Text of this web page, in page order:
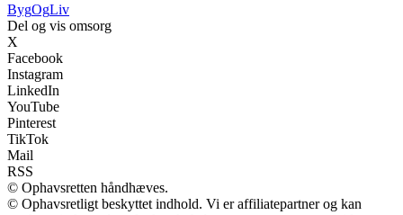
BygOgLiv
Del og vis omsorg
X
Facebook
Instagram
LinkedIn
YouTube
Pinterest
TikTok
Mail
RSS
© Ophavsretten håndhæves.
© Ophavsretligt beskyttet indhold. Vi er affiliatepartner og kan